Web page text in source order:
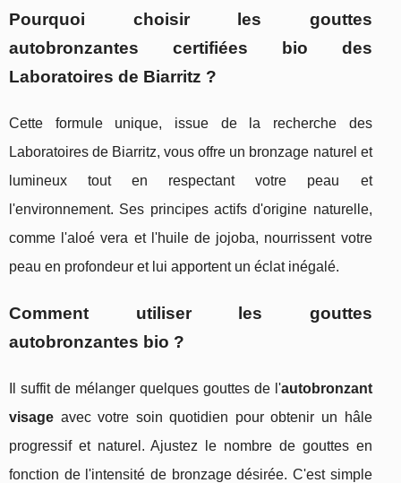
Pourquoi choisir les gouttes
autobronzantes certifiées bio des
Laboratoires de Biarritz ?
Cette formule unique, issue de la recherche des
Laboratoires de Biarritz, vous offre un bronzage naturel et
lumineux tout en respectant votre peau et
l'environnement. Ses principes actifs d'origine naturelle,
comme l'aloé vera et l'huile de jojoba, nourrissent votre
peau en profondeur et lui apportent un éclat inégalé.
Comment utiliser les gouttes
autobronzantes bio ?
Il suffit de mélanger quelques gouttes de l'autobronzant
visage avec votre soin quotidien pour obtenir un hâle
progressif et naturel. Ajustez le nombre de gouttes en
fonction de l'intensité de bronzage désirée. C'est simple